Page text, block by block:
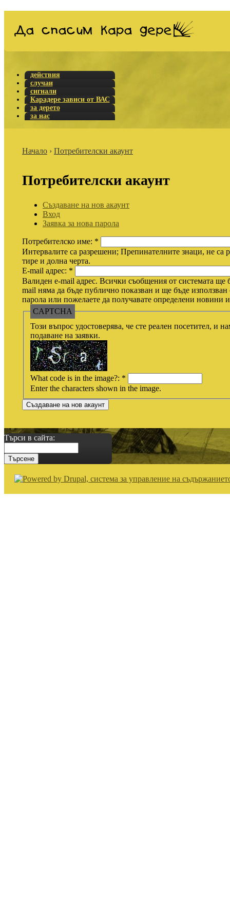
действия
случаи
сигнали
Карадере зависи от ВАС
за дерето
за нас
Начало › Потребителски акаунт
Потребителски акаунт
Създаване на нов акаунт
Вход
Заявка за нова парола
Потребителско име: *
Интервалите са разрешени; Препинателните знаци, не са
тире и долна черта.
E-mail адрес: *
Валиден e-mail адрес. Всички съобщения от системата ще
mail няма да бъде публично показван и ще бъде използван
парола или пожелаете да получавате определени новини
CAPTCHA
Този въпрос удостоверява, че сте реален посетител, и
подаване на заявки.
What code is in the image?: *
Enter the characters shown in the image.
Търси в сайта: